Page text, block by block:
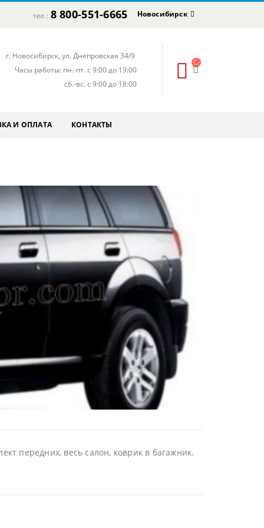
тел.: 8 800-551-6665 Новосибирск
г. Новосибирск, ул. Днепровская 34/9
Часы работы: пн.-пт. с 9:00 до 19:00
сб.-вс. с 9:00 до 18:00
И ОПЛАТА КОНТАКТЫ
передних, весь салон, коврик в багажник.